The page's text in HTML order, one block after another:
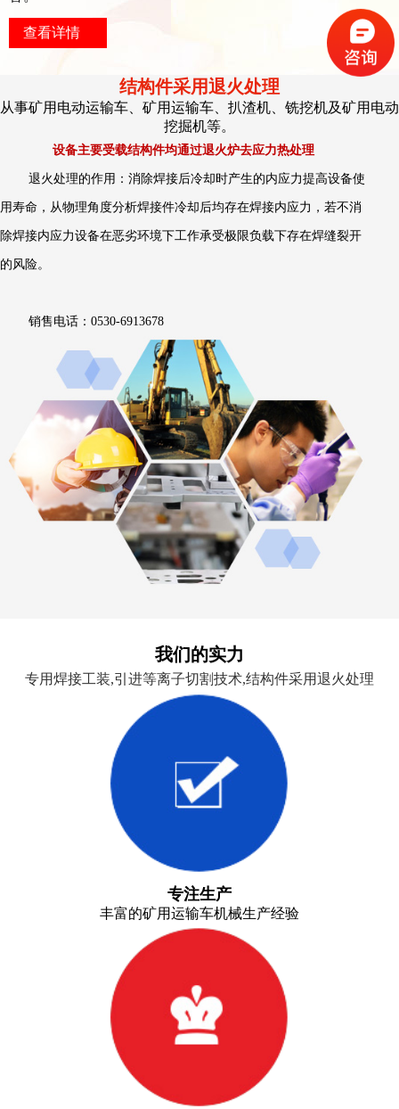
查看详情
结构件采用退火处理
从事矿用电动运输车、矿用运输车、扒渣机、铣挖机及矿用电动
挖掘机等。
设备主要受载结构件均通过退火炉去应力热处理
退火处理的作用：消除焊接后冷却时产生的内应力提高设备使
用寿命，从物理角度分析焊接件冷却后均存在焊接内应力，若不消
除焊接内应力设备在恶劣环境下工作承受极限负载下存在焊缝裂开
的风险。
销售电话：0530-6913678
我们的实力
专用焊接工装,引进等离子切割技术,结构件采用退火处理
专注生产
丰富的矿用运输车机械生产经验